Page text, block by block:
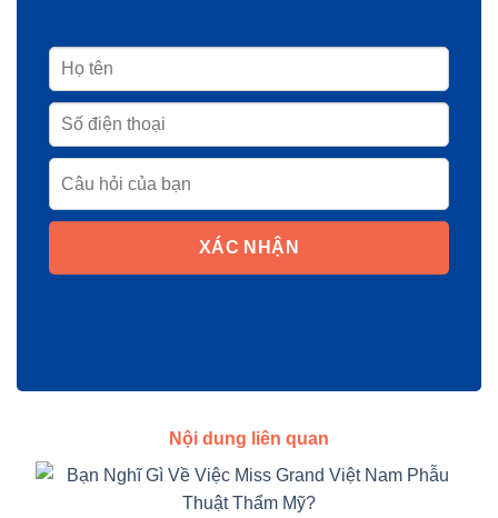
XÁC NHẬN
Nội dung liên quan